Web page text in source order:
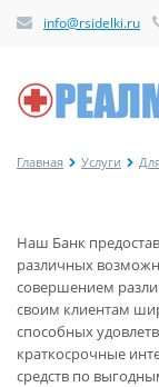
info@rsidelki.ru
Главная Услуги
Наш Банк
различных
совершением
своим клиентам
способных
краткосрочные
средств по